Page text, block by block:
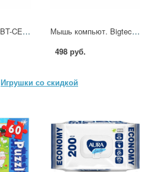
Кабель BigTech BT-CECR-007 медь FTP 4пары, кат.5e AWG24 PE Outdoor 305м чер 2208479
Мышь компьют. Bigtech BM-M291B 2068679 MO-291W
498 руб.
Игрушки со скидкой